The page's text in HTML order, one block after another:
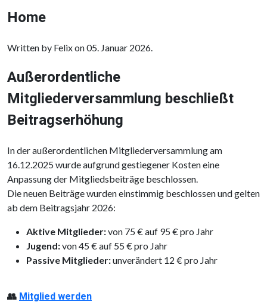
Home
Written by Felix on05. Januar 2026.
Außerordentliche
Mitgliederversammlung beschließt
Beitragserhöhung
In der außerordentlichen Mitgliederversammlung am
16.12.2025 wurde aufgrund gestiegener Kosten eine
Anpassung der Mitgliedsbeiträge beschlossen.
Die neuen Beiträge wurden einstimmig beschlossen und gelten
ab dem Beitragsjahr 2026:
Aktive Mitglieder:von 75 € auf 95 € pro Jahr
Jugend:von 45 € auf 55 € pro Jahr
Passive Mitglieder:unverändert 12 € pro Jahr
👥Mitglied werden